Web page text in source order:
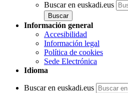
Buscar en euskadi.eus
Información general
Accesibilidad
Información legal
Política de cookies
Sede Electrónica
Idioma
Buscar en euskadi.eus